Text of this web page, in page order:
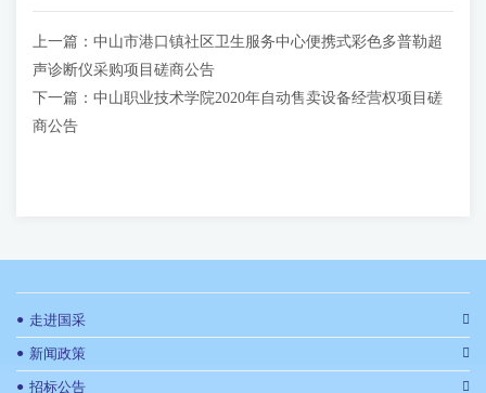
上一篇： 中山市港口镇社区卫生服务中心便携式彩色多普勒超
声诊断仪采购项目磋商公告
下一篇： 中山职业技术学院2020年自动售卖设备经营权项目磋
商公告
● 走进国采
● 新闻政策
● 招标公告